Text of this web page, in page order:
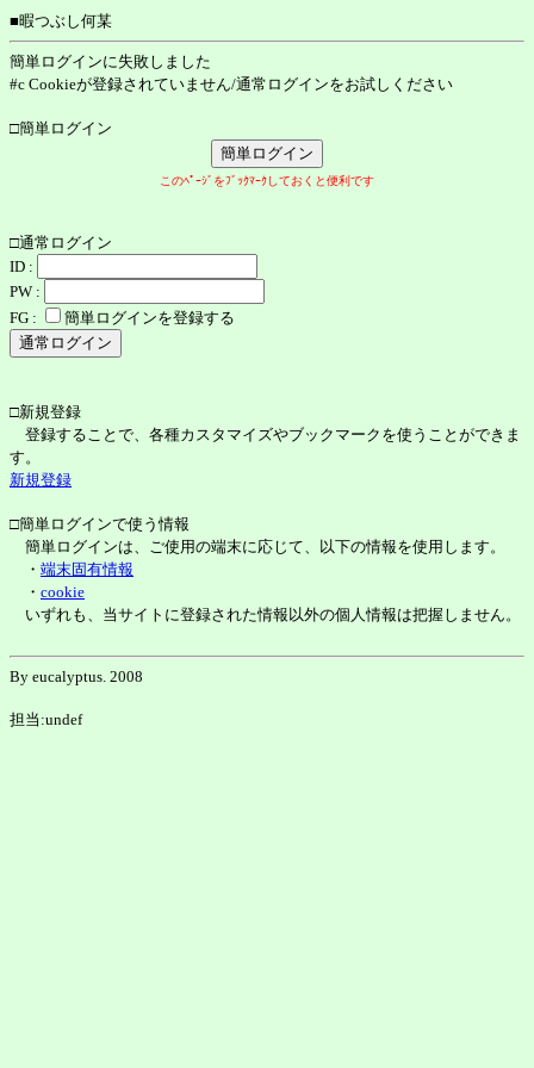
■暇つぶし何某
簡単ログインに失敗しました
#c Cookieが登録されていません/通常ログインをお試しください
□簡単ログイン
このﾍﾟｰｼﾞをﾌﾞｯｸﾏｰｸしておくと便利です
□通常ログイン
ID :
PW :
FG :
簡単ログインを登録する
□新規登録
登録することで、各種カスタマイズやブックマークを使うことができま
す。
新規登録
□簡単ログインで使う情報
簡単ログインは、ご使用の端末に応じて、以下の情報を使用します。
・ 端末固有情報
・ cookie
いずれも、当サイトに登録された情報以外の個人情報は把握しません。
By eucalyptus. 2008
担当:undef